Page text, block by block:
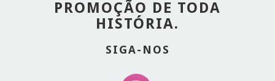
PROMOÇÃO DE TODA
HISTÓRIA.
SIGA-NOS